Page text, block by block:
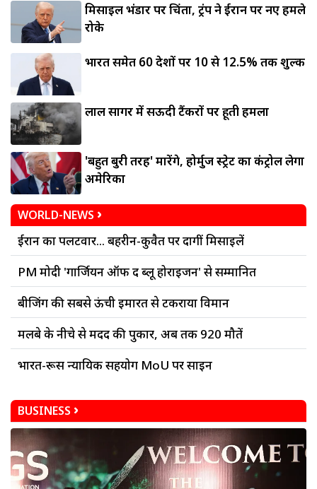
मिसाइल भंडार पर चिंता, ट्रंप ने ईरान पर नए हमले
रोके
भारत समेत 60 देशों पर 10 से 12.5% तक शुल्क
लाल सागर में सऊदी टैंकरों पर हूती हमला
'बहुत बुरी तरह' मारेंगे, होर्मुज स्ट्रेट का कंट्रोल लेगा
अमेरिका
WORLD-NEWS
ईरान का पलटवार... बहरीन-कुवैत पर दागीं मिसाइलें
PM मोदी 'गार्जियन ऑफ द ब्लू होराइजन' से सम्मानित
बीजिंग की सबसे ऊंची इमारत से टकराया विमान
मलबे के नीचे से मदद की पुकार, अब तक 920 मौतें
भारत-रूस न्यायिक सहयोग MoU पर साइन
BUSINESS